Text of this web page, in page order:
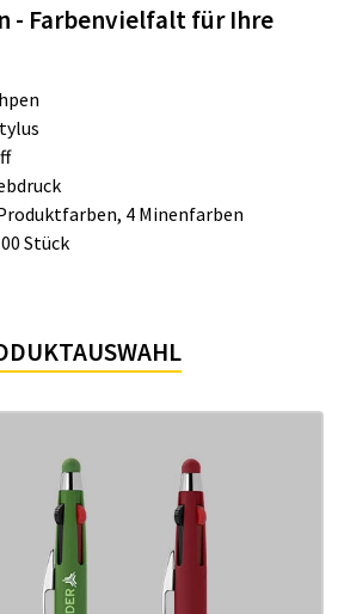
- Farbenvielfalt für Ihre
4 Minenfarben
Stück